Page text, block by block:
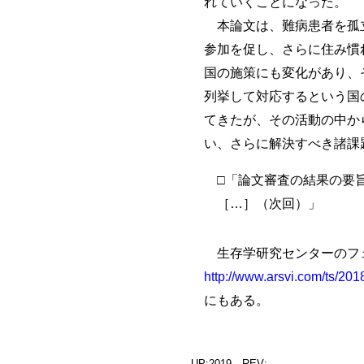
本論文は、難病患者を孤
参加を促し、さらに住み
国の施策にも変化があり
列挙して対応するという
てきたが、その活動の中
い、さらに解決すべき諸
□「論文審査の結果の要
［…］（次回）」
生存学研究センターのフ
http://www.arsvi.com/ts/
にもある。